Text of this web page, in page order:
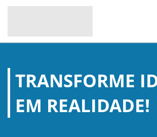
TRANSFORME
EM REALIDADE!